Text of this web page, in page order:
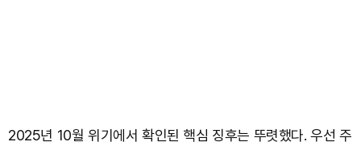
2025년 10월 위기에서 확인된 핵심 징후는 뚜렷했다. 우선 주